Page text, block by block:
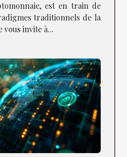
est en train de
traditionnels de la
vous invite à...